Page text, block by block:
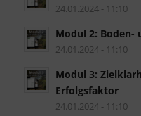
24.01.2024 - 11:10
Modul 2: Boden-
24.01.2024 - 11:10
Modul 3:
Erfolgsfaktor
24.01.2024 - 11:10